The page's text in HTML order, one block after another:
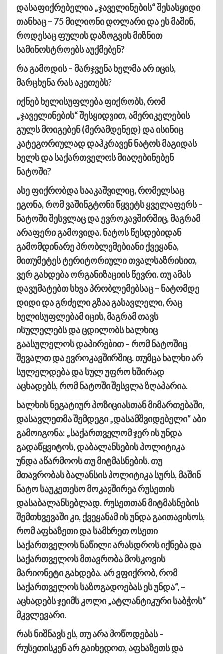
დასაფიქრებელია „ჯაველინების“ შესასყიდი
თანხაც – 75 მილიონი დოლარი და ეს მაშინ,
როდესაც ფულის დაზოგვის მიზნით
სამინოსტროებს აუქმებენ?
რა გამოდის – მარჯვენა ხელმა არ იცის,
მარცხენა რას აკეთებს?
იქნებ ხელისუფლება ფიქრობს, რომ
„ჯაველინების“ შესყიდვით, ამერიკელების
გულს მოიგებენ (მერამდენედ) და ისინიც
კატეგორიულად დაჰკრავენ ნატოს მაგიდას
ხელს და საქართველოს მიაღებინებენ
ნატოში?
ასე ფიქრობდა სააკაშვილიც, რომელსაც
ეგონა, რომ ვაშინგტონი წყვეტს ყველაფერს –
ნატოში შესვლაც და ევროკავშირშიც, მაგრამ
არაფერი გამოვიდა. ნატოს წესდებიდან
გამომდინარე პრობლემებიანი ქვეყანა,
მითუმეტეს ტერიტორიული თვალსაზრისით,
ვერ გახდება ორგანიზაციის წევრი. თუ ამას
დავუმატებთ სხვა პრობლემებსაც – ნატომდე
დიდი და გრძელი გზაა გასავლელი, რაც
ხელისუფლებამ იცის, მაგრამ თავს
ისულელებს და ცდილობს ხალხიც
გაასულელოს დაპირებით – რომ ნატოშიც
შევალთ და ევროკავშირშიც. თუმცა ხალხი არ
სულელდება და სულ უფრო ხშირად
აცხადებს, რომ ნატოში შესვლა ზღაპარია.
ხალხის ნეგატიურ პოზიციასთან მიმართებაში,
დასავლეთმა შემდეგი „დასამშვიდებელი“ აბი
გამოიგონა: „საქართველომ ჯერ ის უნდა
გადაწყვიტოს, დაბალანსების პოლიტიკა
უნდა აწარმოოს თუ მიტმასნების. თუ
მთავრობას ბალანსის პოლიტიკა სურს, მაშინ
ნატო საუკეთესო მოკავშირეა რუსეთის
დასაბალანსებლად. რუსეთთან მიტმასნების
შემთხვევაში კი, ქვეყანამ ის უნდა გაითავისოს,
რომ აფხაზეთი და სამხრეთ ოსეთი
საქართველოს ნაწილი არასდროს იქნება და
საქართველოს მთავრობა მოსკოვის
მარიონეტი გახდება. არ ვფიქრობ, რომ
საქართველოს საზოგადოებას ეს უნდა“, –
აცხადებს ჯეიმს კოლი „ატლანტიკური საბჭოს“
მკვლევარი.
რას ნიშნავს ეს, თუ არა მოწოდებას –
რუსეთისკენ არ გაიხედოთ, აფხაზეთს და